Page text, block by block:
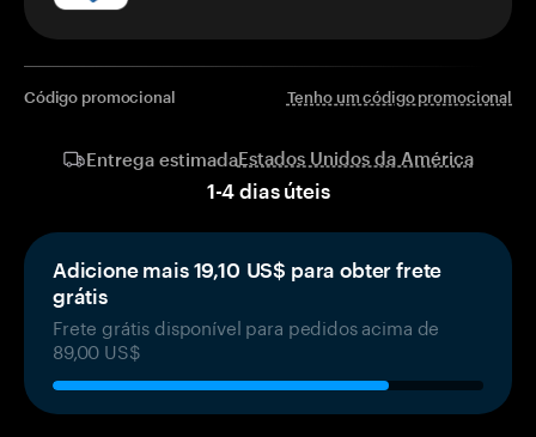
Código promocional Tenho um código promocional
Entrega estimadaEstados Unidos da América
1-4 dias úteis
Adicione mais 19,10 US$ para obter frete
grátis
Frete grátis disponível para pedidos acima de
89,00 US$